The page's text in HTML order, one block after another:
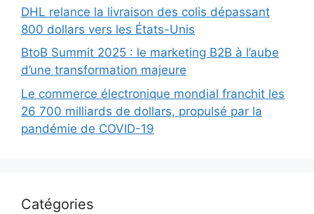
DHL relance la livraison des colis dépassant
800 dollars vers les États-Unis
BtoB Summit 2025 : le marketing B2B à l’aube
d’une transformation majeure
Le commerce électronique mondial franchit les
26 700 milliards de dollars, propulsé par la
pandémie de COVID-19
Catégories